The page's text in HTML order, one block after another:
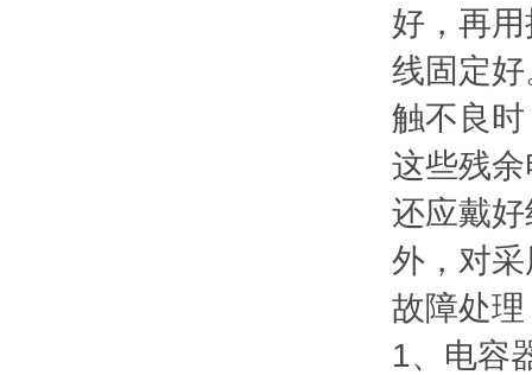
好，再
线固定
触不良
这些残
还应戴
外，对
故障处理
1、电容